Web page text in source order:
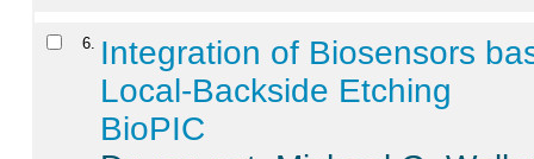
6
Integration of Biosensors
Local-Backside Etching
BioPIC